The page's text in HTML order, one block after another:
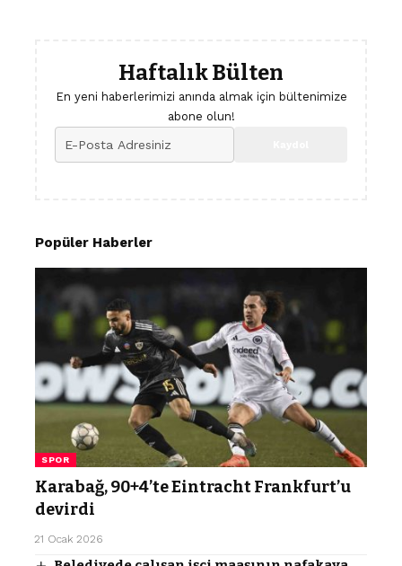
Haftalık Bülten
En yeni haberlerimizi anında almak için bültenimize
abone olun!
Popüler Haberler
SPOR
Karabağ, 90+4’te Eintracht Frankfurt’u
devirdi
21 Ocak 2026